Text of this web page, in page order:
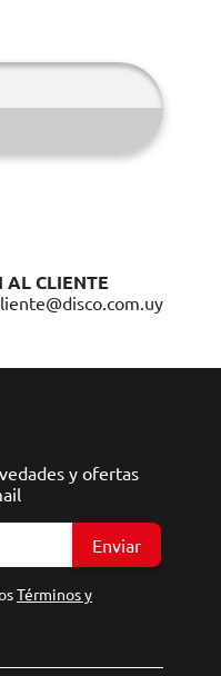
AL CLIENTE
y ofertas
Enviar
Términos y